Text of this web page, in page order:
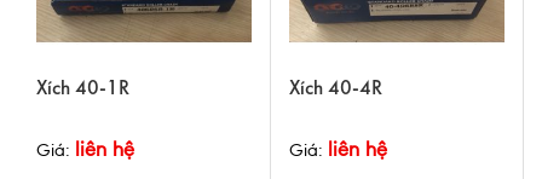
Xích 40-1R
Giá: liên hệ
Xích 40-4R
Giá: liên hệ